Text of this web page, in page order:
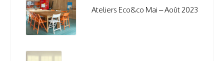
Ateliers Eco&co Mai – Août 2023